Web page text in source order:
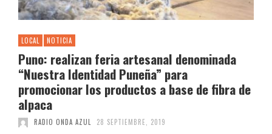
LOCAL NOTICIA
Puno: realizan feria artesanal denominada
“Nuestra Identidad Puneña” para
promocionar los productos a base de fibra de
alpaca
RADIO ONDA AZUL 28 SEPTIEMBRE, 2019